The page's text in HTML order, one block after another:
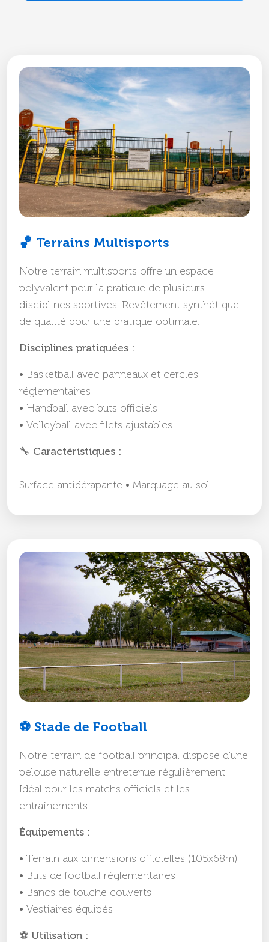
🏀 Terrains Multisports
Notre terrain multisports offre un espace
polyvalent pour la pratique de plusieurs
disciplines sportives. Revêtement synthétique
de qualité pour une pratique optimale.
Disciplines pratiquées :
• Basketball avec panneaux et cercles
réglementaires
• Handball avec buts officiels
• Volleyball avec filets ajustables
🔧 Caractéristiques :
Surface antidérapante • Marquage au sol
⚽ Stade de Football
Notre terrain de football principal dispose d'une
pelouse naturelle entretenue régulièrement.
Idéal pour les matchs officiels et les
entraînements.
Équipements :
• Terrain aux dimensions officielles (105x68m)
• Buts de football réglementaires
• Bancs de touche couverts
• Vestiaires équipés
⚽ Utilisation :